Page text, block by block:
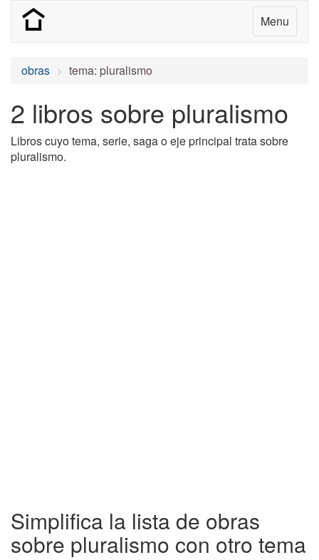
Menu
obras tema: pluralismo
2 libros sobre pluralismo
Libros cuyo tema, serie, saga o eje principal trata sobre
pluralismo.
Simplifica la lista de obras
sobre pluralismo con otro tema